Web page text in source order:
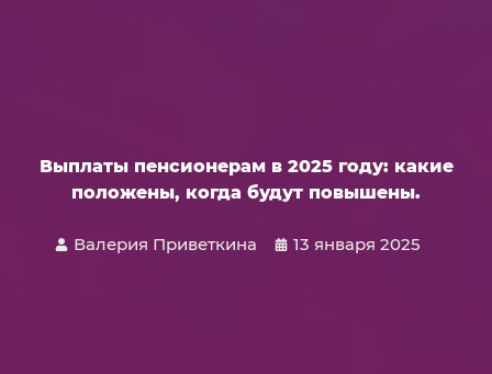
Выплаты пенсионерам в 2025 году: какие
положены, когда будут повышены.
Валерия Приветкина 13 января 2025